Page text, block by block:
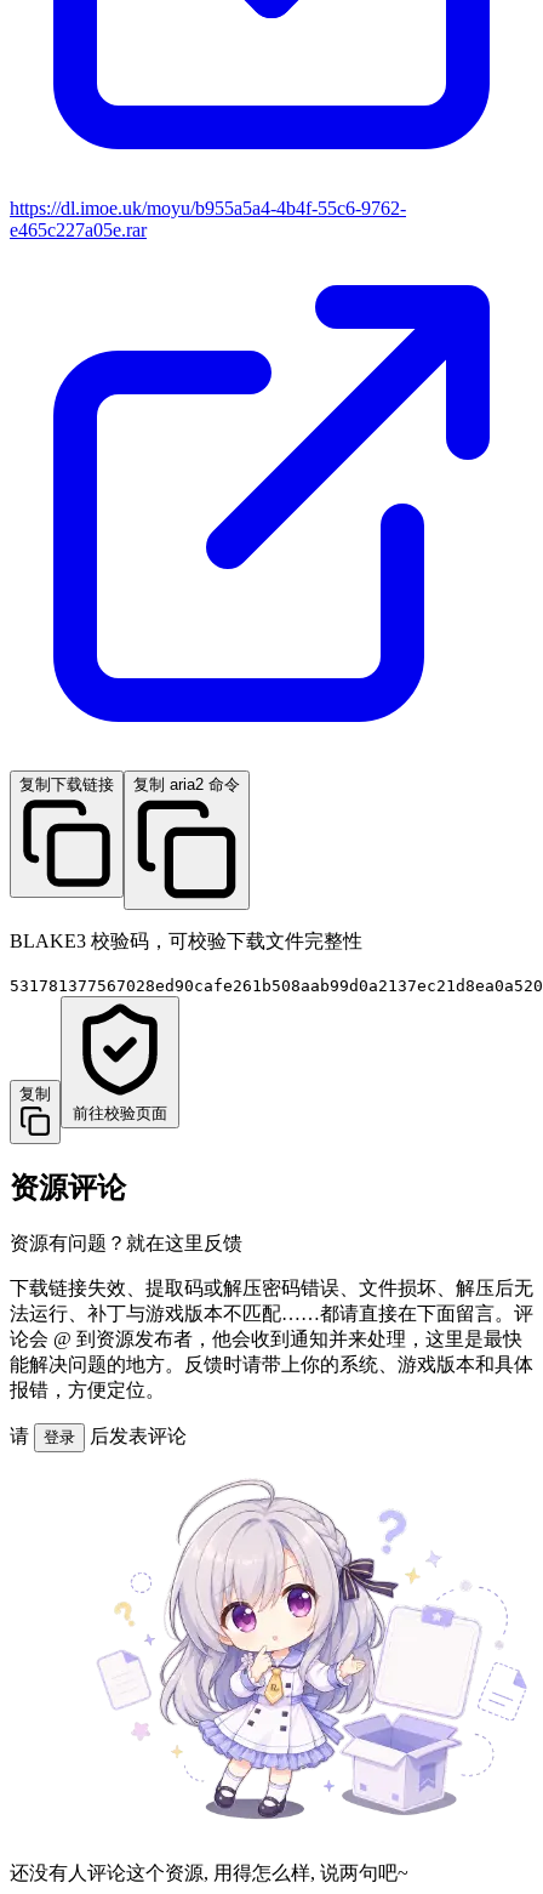
https://dl.imoe.uk/moyu/b955a5a4-4b4f-55c6-9762-
e465c227a05e.rar
复制下载链接 复制 aria2 命令
BLAKE3 校验码，可校验下载文件完整性
复制
前往校验页面
资源评论
资源有问题？就在这里反馈
下载链接失效、提取码或解压密码错误、文件损坏、解压后无
法运行、补丁与游戏版本不匹配……都请直接在下面留言。评
论会 @ 到资源发布者，他会收到通知并来处理，这里是最快
能解决问题的地方。反馈时请带上你的系统、游戏版本和具体
报错，方便定位。
请 登录 后发表评论
还没有人评论这个资源, 用得怎么样, 说两句吧~